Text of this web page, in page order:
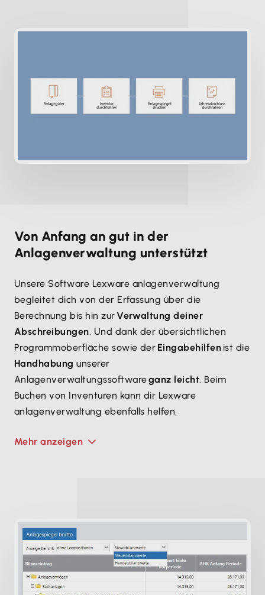
Von Anfang an gut in der
Anlagenverwaltung unterstützt
Unsere Software Lexware anlagenverwaltung
begleitet dich von der Erfassung über die
Berechnung bis hin zur Verwaltung deiner
Abschreibungen. Und dank der übersichtlichen
Programmoberfläche sowie der Eingabehilfen ist die
Handhabung unserer
Anlagenverwaltungssoftwareganz leicht. Beim
Buchen von Inventuren kann dir Lexware
anlagenverwaltung ebenfalls helfen.
Mehr anzeigen